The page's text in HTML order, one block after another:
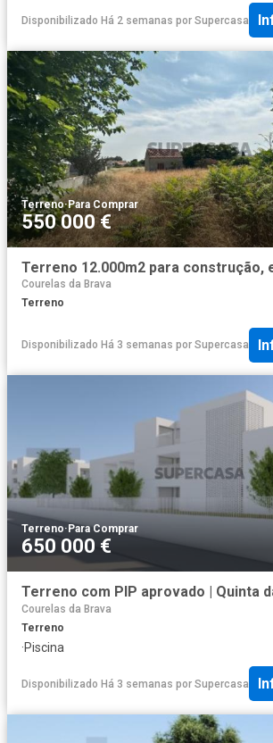
Disponibilizado Há 2 semanas por Supercasa
Terreno·Para Comprar
550 000 €
Courelas da Brava
Terreno
Disponibilizado Há 3 semanas por Supercasa
Terreno· Para Comprar
650 000 €
Terreno com PIP aprovado | Quinta
Courelas da Brava
Terreno
·Piscina
Disponibilizado Há 3 semanas por Supercasa